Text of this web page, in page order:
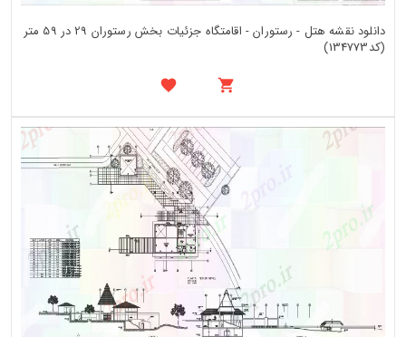
دانلود نقشه هتل - رستوران - اقامتگاه جزئیات بخش رستوران 29 در 59 متر
(کد134773)